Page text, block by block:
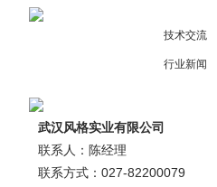
技术交流
行业新闻
武汉风格实业有限公司
联系人：陈经理
联系方式：027-82200079